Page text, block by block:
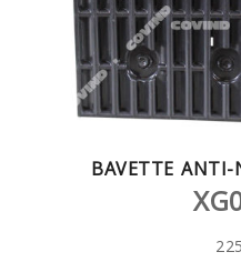
BAVETTE ANTI-